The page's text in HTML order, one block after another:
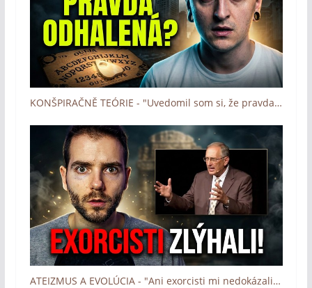
KONŠPIRAČNĚ TEÓRIE - "Uvedomil som si, že pravda je skrytá" (Boh zázrakov - Človek a dotyk Lásky)
ATEIZMUS A EVOLÚCIA - "Ani exorcisti mi nedokázali pomôcť" (Boh zázrakov - Človek a dotyk Lásky)